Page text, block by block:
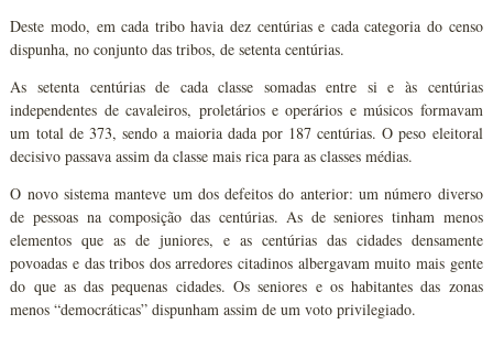
Deste modo, em cada tribo havia dez centúrias e cada categoria do censo
dispunha, no conjunto das tribos, de setenta centúrias.
As setenta centúrias de cada classe somadas entre si e às centúrias
independentes de cavaleiros, proletários e operários e músicos formavam
um total de 373, sendo a maioria dada por 187 centúrias. O peso eleitoral
decisivo passava assim da classe mais rica para as classes médias.
O novo sistema manteve um dos defeitos do anterior: um número diverso
de pessoas na composição das centúrias. As de seniores tinham menos
elementos que as de juniores, e as centúrias das cidades densamente
povoadas e das tribos dos arredores citadinos albergavam muito mais gente
do que as das pequenas cidades. Os seniores e os habitantes das zonas
menos “democráticas” dispunham assim de um voto privilegiado.